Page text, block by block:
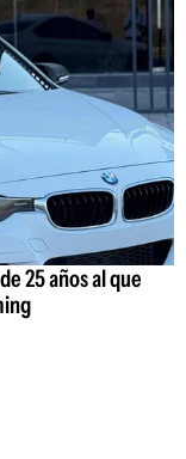
25 años al que